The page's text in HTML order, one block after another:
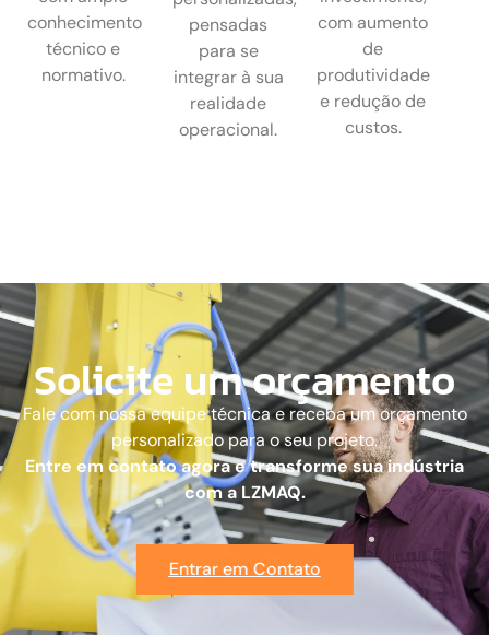
conhecimento
técnico e
normativo.
pensadas
para se
integrar à sua
realidade
operacional.
com aumento
de
produtividade
e redução de
custos.
Solicite um orçamento
Fale com nossa equipe técnica e receba um orçamento
personalizado para o seu projeto.
Entre em contato agora e transforme sua indústria
com a LZMAQ.
Entrar em Contato